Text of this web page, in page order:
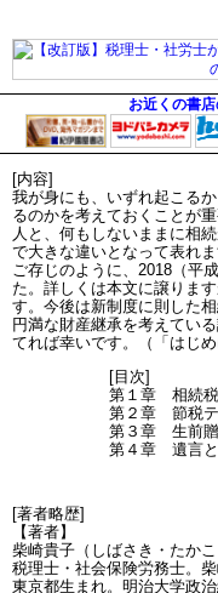
お近くの書
[内容]
我が身にも、いずれ起こる
るのかを考えておくことが
人と、何もしないままに相
で大きな違いとなって表れま
ご存じのように、2018（平
た。詳しくは本文に譲りま
す。今後は新制度に則した
円満な財産継承を考えてい
てれば幸いです。（「はじめ
[目次]
第１章 相続税
第２章 節税
第３章 生前贈
第４章 遺言と
[著者略歴]
【著者】
柴崎貴子（しばさき・たかこ
税理士・社会保険労務士。柴
東京都生まれ。明治大学政